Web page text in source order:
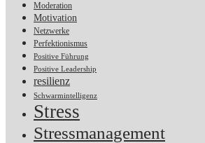
Moderation
Motivation
Netzwerke
Perfektionismus
Positive Führung
Positive Leadership
resilienz
Schwarmintelligenz
Stress
Stressmanagement